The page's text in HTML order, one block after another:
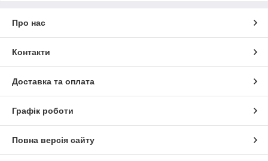
Про нас
Контакти
Доставка та оплата
Графік роботи
Повна версія сайту